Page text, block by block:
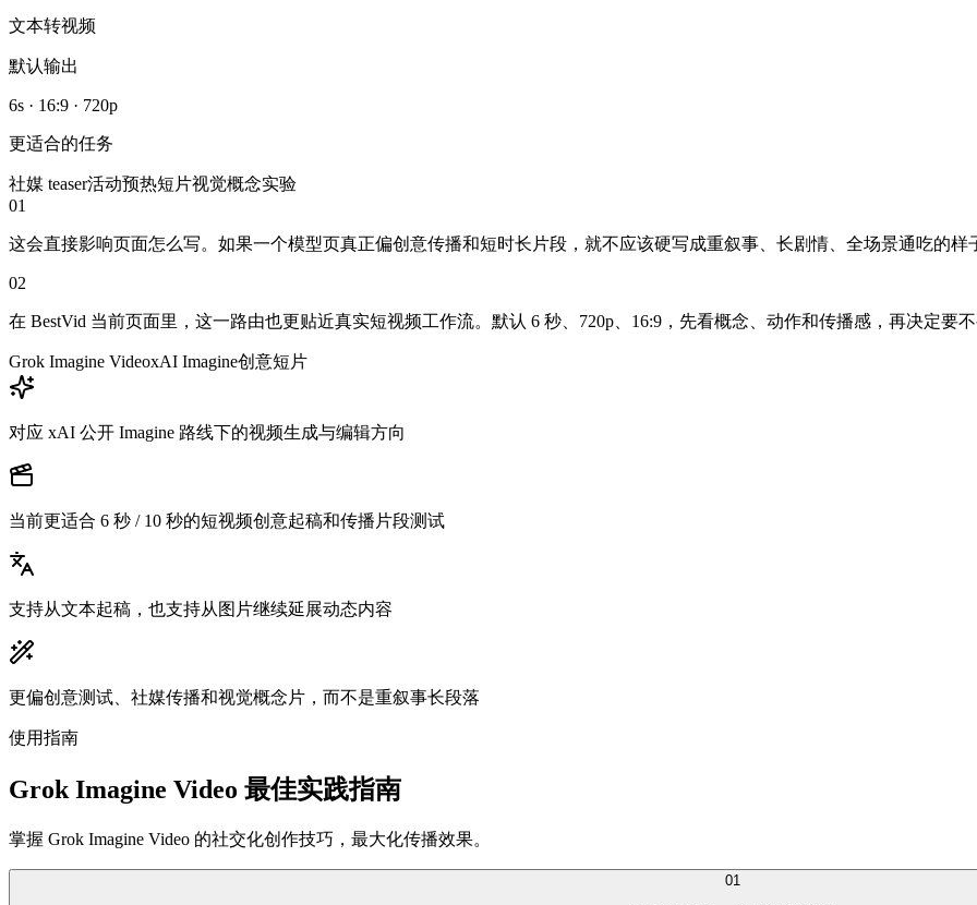
文本转视频
默认输出
6s · 16:9 · 720p
更适合的任务
社媒 teaser活动预热短片视觉概念实验
01
这会直接影响页面怎么写。如果一个模型页真正偏创意传播和短时长片段，就不应该硬写成重叙事、长剧情、全场景通吃的样
02
在 BestVid 当前页面里，这一路由也更贴近真实短视频工作流。默认 6 秒、720p、16:9，先看概念、动作和传播感，再决定要不
Grok Imagine VideoxAI Imagine创意短片
对应 xAI 公开 Imagine 路线下的视频生成与编辑方向
当前更适合 6 秒 / 10 秒的短视频创意起稿和传播片段测试
支持从文本起稿，也支持从图片继续延展动态内容
更偏创意测试、社媒传播和视觉概念片，而不是重叙事长段落
使用指南
Grok Imagine Video 最佳实践指南
掌握 Grok Imagine Video 的社交化创作技巧，最大化传播效果。
01